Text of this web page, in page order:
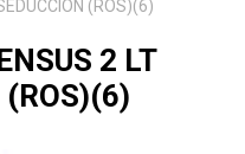
(ROS)(6)
2 LT
(ROS)(6)